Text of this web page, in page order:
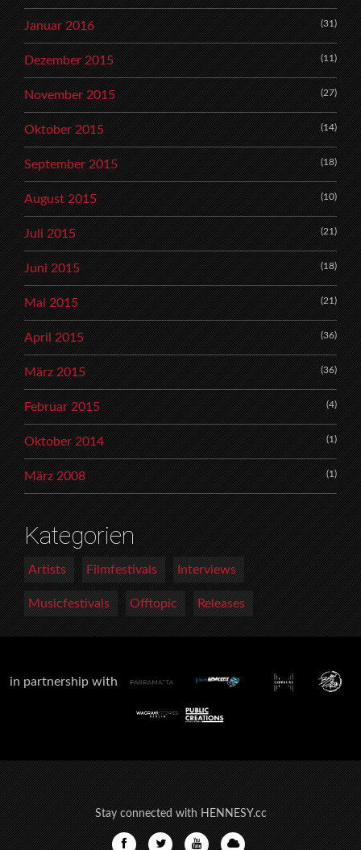
Januar 2016 (31)
Dezember 2015 (11)
November 2015 (27)
Oktober 2015 (14)
September 2015 (18)
August 2015 (10)
Juli 2015 (21)
Juni 2015 (18)
Mai 2015 (21)
April 2015 (36)
März 2015 (36)
Februar 2015 (4)
Oktober 2014 (1)
März 2008 (1)
Kategorien
Artists Filmfestivals Interviews
Musicfestivals Offtopic Releases
in partnership with
Stay connected with HENNESY.cc